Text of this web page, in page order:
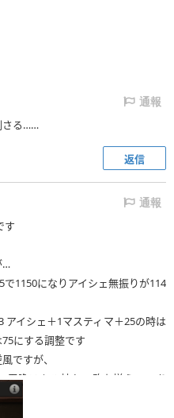
通報
さる……
返信
通報
す
…
1150になりアイシェ無振りが114
イシェ＋1マスティマ＋25の時は
にする調整です
ですが、
召喚スキル持ちの駒も増えつつあ
で持っておくと役に立つかも?